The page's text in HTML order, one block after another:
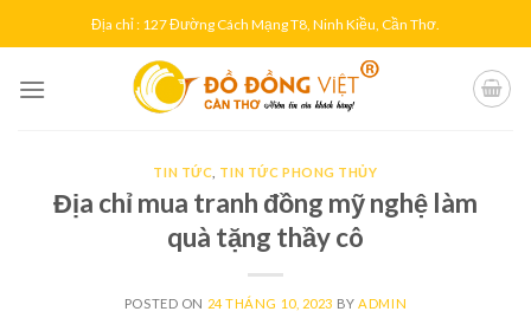
to
Địa chỉ : 127 Đường Cách Mạng T8, Ninh Kiều, Cần Thơ.
TIN TỨC TIN TỨC PHONG THỦY
Địa chỉ mua tranh đồng mỹ nghệ làm
quà tặng thầy cô
POSTED ON 24 THÁNG 10, 2023 BY ADMIN